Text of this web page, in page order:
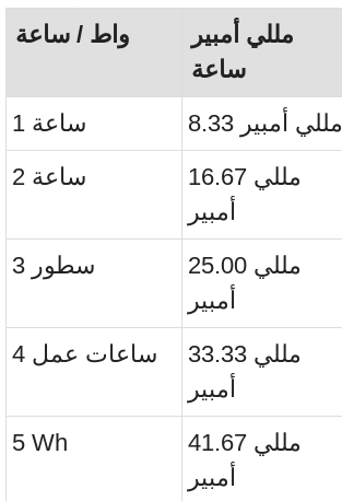
واط / ساعة
مللي أمبير
ساعة
1 ساعة 8.33 مللي أمبير
2 ساعة
16.67 مللي
أمبير
3 سطور
25.00 مللي
أمبير
4 ساعات عمل
33.33 مللي
أمبير
5 Wh
41.67 مللي
أمبير